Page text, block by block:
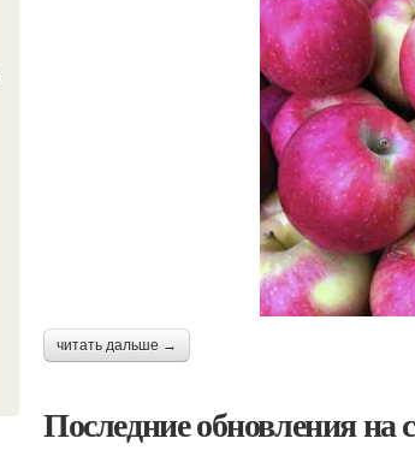
читать дальше →
Последние обновления на